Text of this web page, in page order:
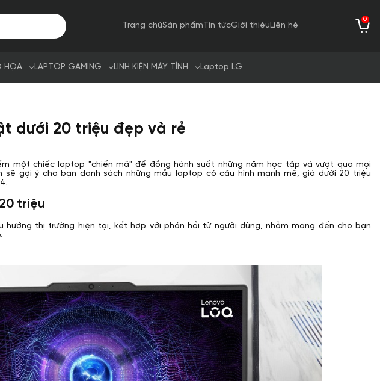
Trang chủSản phẩm Tin tứcGiới thiệuLiên hệ
0
HỌA LAPTOP GAMING LINH KIỆN MÁY TÍNH Laptop LG
dưới 20 triệu đẹp và rẻ
một chiếc laptop "chiến mã" để đồng hành suốt những năm học tập và vượt qua mọi
sẽ gợi ý cho bạn danh sách những mẫu laptop có cấu hình mạnh mẽ, giá dưới 20 triệu
triệu
thị trường hiện tại, kết hợp với phản hồi từ người dùng, nhằm mang đến cho bạn